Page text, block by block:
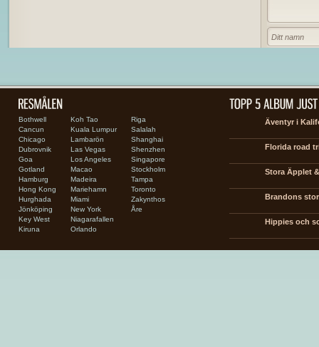
Bothwell
Cancun
Chicago
Dubrovnik
Goa
Gotland
Hamburg
Hong Kong
Hurghada
Jönköping
Key West
Kiruna
Koh Tao
Kuala Lumpur
Lambarön
Las Vegas
Los Angeles
Macao
Madeira
Mariehamn
Miami
New York
Niagarafallen
Orlando
Riga
Salalah
Shanghai
Shenzhen
Singapore
Stockholm
Tampa
Toronto
Zakynthos
Åre
Äventyr i
Florida road
Stora Äpplet
Brandons
Hippies och